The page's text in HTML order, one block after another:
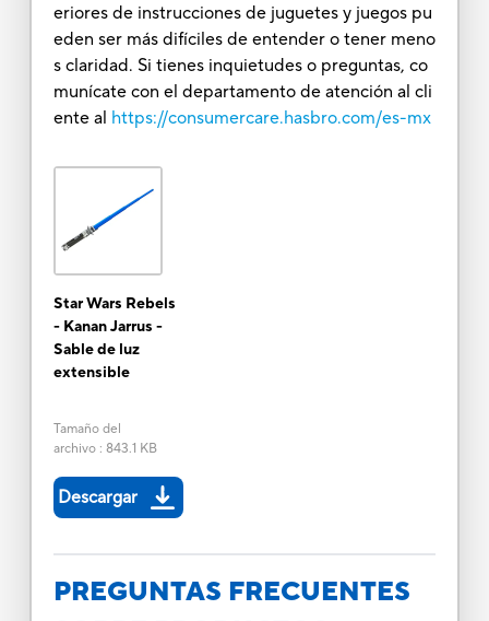
eriores de instrucciones de juguetes y juegos pu
eden ser más difíciles de entender o tener meno
s claridad. Si tienes inquietudes o preguntas, co
munícate con el departamento de atención al cli
ente al https://consumercare.hasbro.com/es-mx
Star Wars Rebels
- Kanan Jarrus -
Sable de luz
extensible
Tamaño del
archivo: 843.1 KB
Descargar
PREGUNTAS FRECUENTES